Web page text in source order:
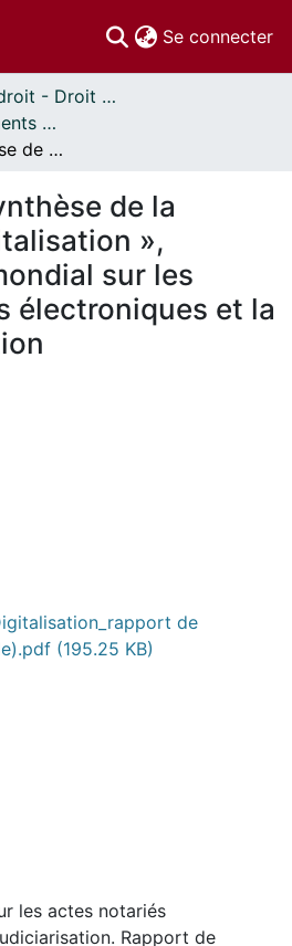
Se connecter
Faculté de droit - Droit civil // Faculty of Law - Civil Law
Droit civil - Documents de travail // Civil Law - Working Papers
Rapport de synthèse de la section « Digitalisation », Symposium mondial sur les actes notariés électroniques et la déjudiciarisation
de la
»,
sur les
électroniques et la
de
(195.25 KB)
les actes notariés
Rapport de